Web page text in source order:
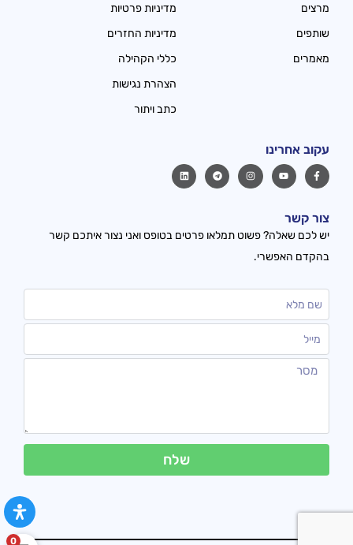
מרצים
שותפים
מאמרים
מדיניות פרטיות
מדיניות החזרים
כללי הקהילה
הצהרת נגישות
כתב ויתור
עקוב אחרינו
צור קשר
יש לכם שאלה? פשוט תמלאו פרטים בטופס ואני נצור איתכם קשר
בהקדם האפשרי.
שלח
0